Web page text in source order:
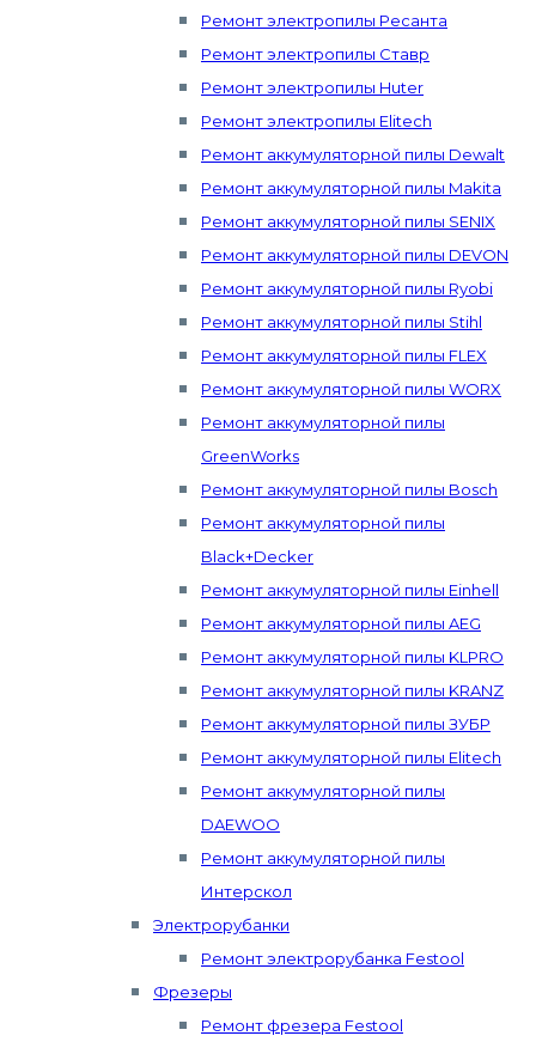
Ремонт электропилы Ресанта
Ремонт электропилы Ставр
Ремонт электропилы Huter
Ремонт электропилы Elitech
Ремонт аккумуляторной пилы Dewalt
Ремонт аккумуляторной пилы Makita
Ремонт аккумуляторной пилы SENIX
Ремонт аккумуляторной пилы DEVON
Ремонт аккумуляторной пилы Ryobi
Ремонт аккумуляторной пилы Stihl
Ремонт аккумуляторной пилы FLEX
Ремонт аккумуляторной пилы WORX
Ремонт аккумуляторной пилы
GreenWorks
Ремонт аккумуляторной пилы Bosch
Ремонт аккумуляторной пилы
Black+Decker
Ремонт аккумуляторной пилы Einhell
Ремонт аккумуляторной пилы AEG
Ремонт аккумуляторной пилы KLPRO
Ремонт аккумуляторной пилы KRANZ
Ремонт аккумуляторной пилы ЗУБР
Ремонт аккумуляторной пилы Elitech
Ремонт аккумуляторной пилы
DAEWOO
Ремонт аккумуляторной пилы
Интерскол
Электрорубанки
Ремонт электрорубанка Festool
Фрезеры
Ремонт фрезера Festool